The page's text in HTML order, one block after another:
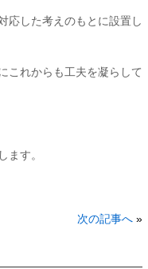
応した考えのもとに設置し
これからも工夫を凝らして
ます。
次の記事へ »